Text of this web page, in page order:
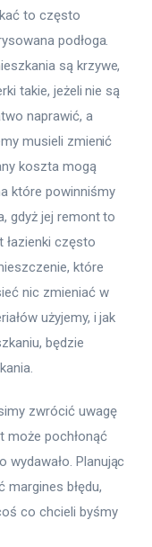
to często
podłoga.
są krzywe,
takie, jeżeli nie są
naprawić, a
musieli zmienić
koszta mogą
które powinniśmy
gdyż jej remont to
łazienki często
które
nic zmieniać w
użyjemy, i jak
będzie
zwrócić uwagę
może pochłonąć
wydawało. Planując
błędu,
co chcieli byśmy